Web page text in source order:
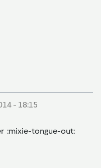
- 18:15
:mixie-tongue-out: